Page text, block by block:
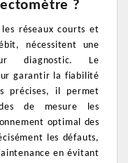
?
réseaux courts et
nécessitent une
diagnostic. Le
garantir la fiabilité
précises, il permet
de mesure les
optimal des
les défauts,
en évitant